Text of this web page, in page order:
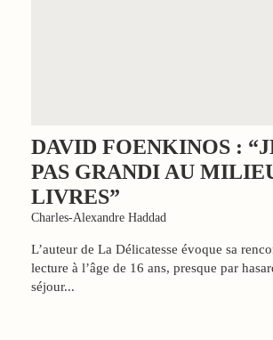
DAVID FOENKINOS :
PAS GRANDI AU
LIVRES”
Charles-Alexandre Haddad
L’auteur de La Délicatesse évoque sa
lecture à l’âge de 16 ans, presque par
séjour...